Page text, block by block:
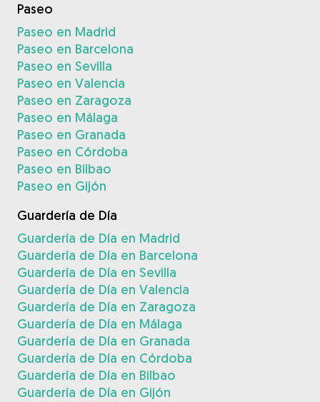
Paseo
Paseo en Madrid
Paseo en Barcelona
Paseo en Sevilla
Paseo en Valencia
Paseo en Zaragoza
Paseo en Málaga
Paseo en Granada
Paseo en Córdoba
Paseo en Bilbao
Paseo en Gijón
Guardería de Día
Guardería de Día en Madrid
Guardería de Día en Barcelona
Guardería de Día en Sevilla
Guardería de Día en Valencia
Guardería de Día en Zaragoza
Guardería de Día en Málaga
Guardería de Día en Granada
Guardería de Día en Córdoba
Guardería de Día en Bilbao
Guardería de Día en Gijón